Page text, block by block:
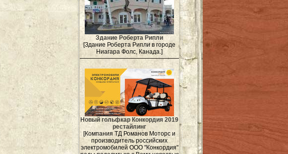
Здание Роберта Рипли
[Здание Роберта Рипли в городе
Ниагара Фолс, Канада.]
Новый гольфкар Конкордия 2019
рестайлинг
[Компания ТД Романов Моторс и
производитель российских
электромобилей ООО "Конкордия"